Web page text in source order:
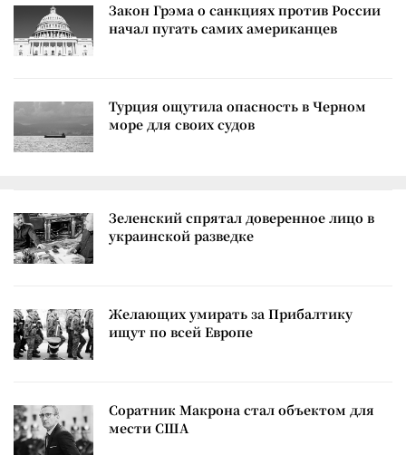
Закон Грэма о санкциях против России
начал пугать самих американцев
Турция ощутила опасность в Черном
море для своих судов
Зеленский спрятал доверенное лицо в
украинской разведке
Желающих умирать за Прибалтику
ищут по всей Европе
Соратник Макрона стал объектом для
мести США